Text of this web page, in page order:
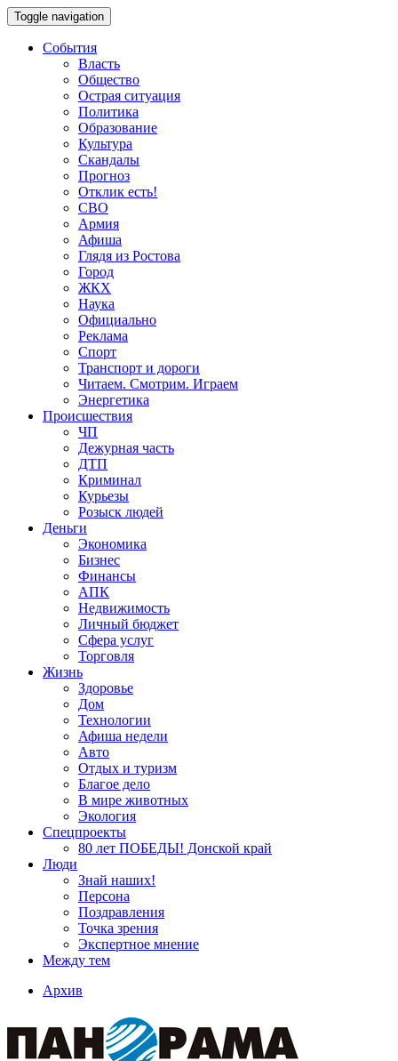
Toggle navigation
События
Власть
Общество
Острая ситуация
Политика
Образование
Культура
Скандалы
Прогноз
Отклик есть!
СВО
Армия
Афиша
Глядя из Ростова
Город
ЖКХ
Наука
Официально
Реклама
Спорт
Транспорт и дороги
Читаем. Смотрим. Играем
Энергетика
Происшествия
ЧП
Дежурная часть
ДТП
Криминал
Курьезы
Розыск людей
Деньги
Экономика
Бизнес
Финансы
АПК
Недвижимость
Личный бюджет
Сфера услуг
Торговля
Жизнь
Здоровье
Дом
Технологии
Афиша недели
Авто
Отдых и туризм
Благое дело
В мире животных
Экология
Спецпроекты
80 лет ПОБЕДЫ! Донской край
Люди
Знай наших!
Персона
Поздравления
Точка зрения
Экспертное мнение
Между тем
Архив